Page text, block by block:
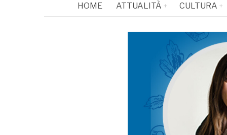
HOME ATTUALITÀ CULTURA